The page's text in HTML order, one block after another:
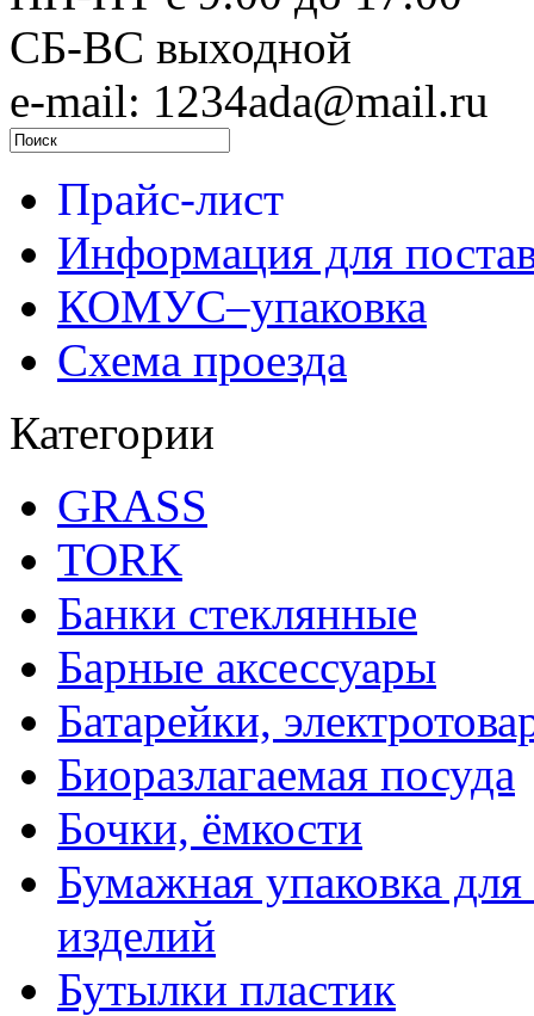
СБ-ВС выходной
e-mail: 1234ada@mail.ru
Прайс-лист
Информация для
КОМУС–упаковка
Схема проезда
Категории
GRASS
TORK
Банки стеклянные
Барные аксессуары
Батарейки,
Биоразлагаемая посуда
Бочки, ёмкости
Бумажная упаковка
изделий
Бутылки пластик